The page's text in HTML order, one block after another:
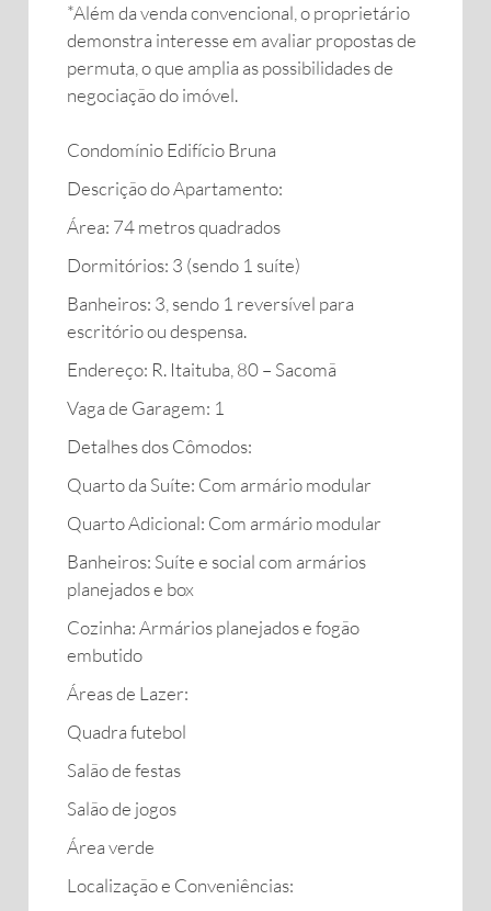
*Além da venda convencional, o proprietário
demonstra interesse em avaliar propostas de
permuta, o que amplia as possibilidades de
negociação do imóvel.
Condomínio Edifício Bruna
Descrição do Apartamento:
Área: 74 metros quadrados
Dormitórios: 3 (sendo 1 suíte)
Banheiros: 3, sendo 1 reversível para
escritório ou despensa.
Endereço: R. Itaituba, 80 – Sacomã
Vaga de Garagem: 1
Detalhes dos Cômodos:
Quarto da Suíte: Com armário modular
Quarto Adicional: Com armário modular
Banheiros: Suíte e social com armários
planejados e box
Cozinha: Armários planejados e fogão
embutido
Áreas de Lazer:
Quadra futebol
Salão de festas
Salão de jogos
Área verde
Localização e Conveniências: